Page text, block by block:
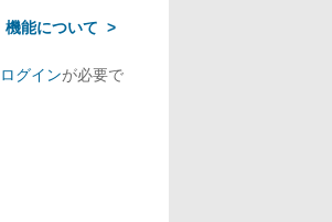
機能について
ログインが必要で